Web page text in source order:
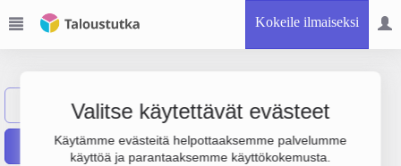
Kokeile ilmaiseksi
Valitse käytettävät evästeet
Käytämme evästeitä helpottaaksemme palvelumme
käyttöä ja parantaaksemme käyttökokemusta.
Näytä haku L Oy Lovesto Ab
Raportit